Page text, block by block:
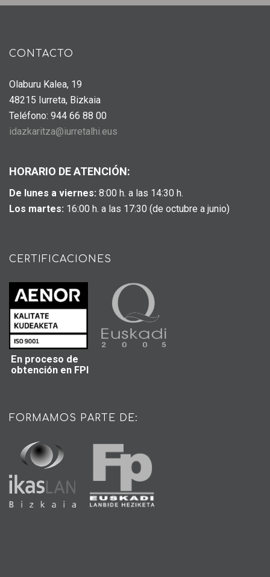
CONTACTO
Olaburu Kalea, 19
48215 Iurreta, Bizkaia
Teléfono: 944 66 88 00
idazkaritza@iurretalhi.eus
HORARIO DE ATENCIÓN:
De lunes a viernes: 8:00 h. a las 14:30 h.
Los martes: 16:00 h. a las 17:30 (de octubre a junio)
CERTIFICACIONES
En proceso de
obtención en FPI
FORMAMOS PARTE DE: